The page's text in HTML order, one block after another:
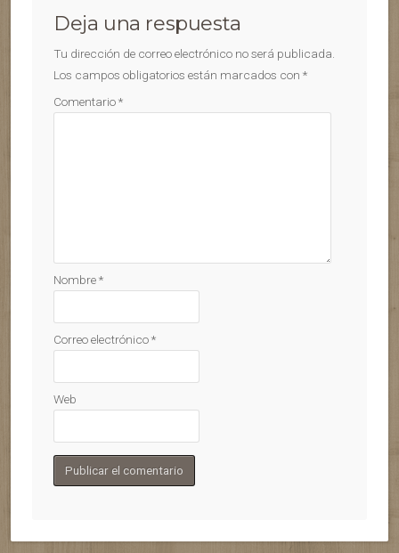
Deja una respuesta
Tu dirección de correo electrónico no será publicada.
Los campos obligatorios están marcados con *
Comentario*
Nombre*
Correo electrónico*
Web